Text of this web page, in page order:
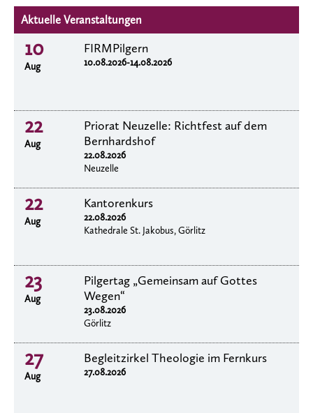
Aktuelle Veranstaltungen
10
Aug
FIRMPilgern
10.08.2026-14.08.2026
22
Aug
Priorat Neuzelle: Richtfest auf dem
Bernhardshof
22.08.2026
Neuzelle
22
Aug
Kantorenkurs
22.08.2026
Kathedrale St. Jakobus, Görlitz
23
Aug
Pilgertag „Gemeinsam auf Gottes
Wegen“
23.08.2026
Görlitz
27
Aug
Begleitzirkel Theologie im Fernkurs
27.08.2026